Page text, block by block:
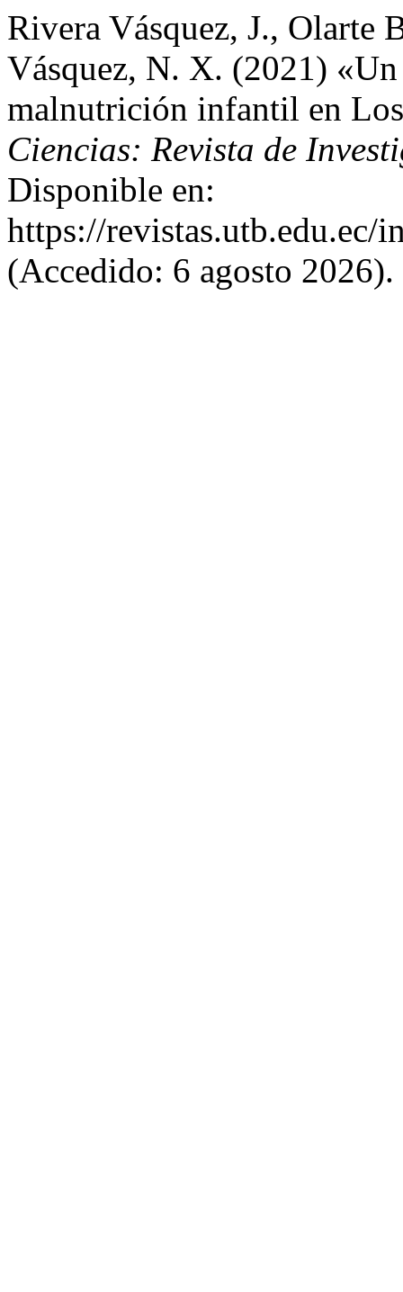
Rivera Vásquez, J., Olarte
Vásquez, N. X. (2021)
malnutrición infantil en
Ciencias: Revista de
Disponible en:
https://revistas.utb.edu.ec/
(Accedido: 6 agosto 2026).